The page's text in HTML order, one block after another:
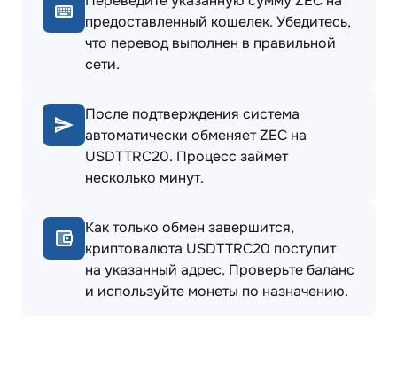
предоставленный кошелек. Убедитесь,
что перевод выполнен в правильной
сети.
После подтверждения система
автоматически обменяет ZEC на
USDTTRC20. Процесс займет
несколько минут.
Как только обмен завершится,
криптовалюта USDTTRC20 поступит
на указанный адрес. Проверьте баланс
и используйте монеты по назначению.